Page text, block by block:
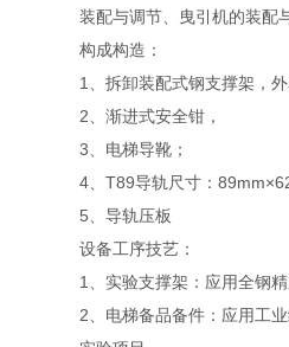
装配与调节、曳引机的装配
构成构造：
1、拆卸装配式钢支撑架，
2、渐进式安全钳，
3、电梯导靴；
4、T89导轨尺寸：89mm×
5、导轨压板
设备工序技艺：
1、实验支撑架：应用全钢
2、电梯备品备件：应用工